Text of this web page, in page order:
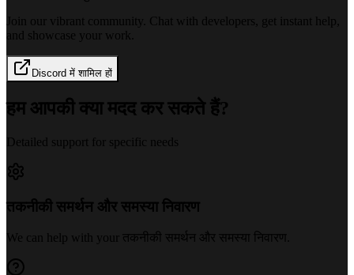
Join our vibrant community. Chat with developers, get instant help,
and showcase your work.
Discord में शामिल हों
हम आपकी क्या मदद कर सकते हैं?
Detailed support for specific needs
तकनीकी समर्थन और समस्या निवारण
We can help with your तकनीकी समर्थन और समस्या निवारण